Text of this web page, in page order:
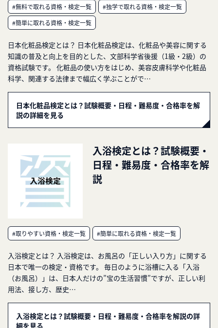
#無料で取れる資格・検定一覧
#独学で取れる資格・検定一覧
#簡単に取れる資格・検定一覧
日本化粧品検定とは？ 日本化粧品検定は、化粧品や美容に関する
知識の普及と向上を目的とした、文部科学省後援（1級・2級）の
資格試験です。 化粧品の使い方をはじめ、美容皮膚科学や化粧品
科学、関連する法律まで幅広く学ぶことがで…
日本化粧品検定とは？試験概要・日程・難易度・合格率を解
説の詳細を見る
入浴検定とは？試験概要・
日程・難易度・合格率を解
説
#取りやすい資格・検定一覧 #簡単に取れる資格・検定一覧
入浴検定とは？ 入浴検定は、お風呂の「正しい入り方」に関する
日本で唯一の検定・資格です。 毎日のように浴槽に入る「入浴
（お風呂）」は、日本人だけの”宝の生活習慣”ですが、正しい利
用法、接し方、歴史…
入浴検定とは？試験概要・日程・難易度・合格率を解説の詳
細を見る